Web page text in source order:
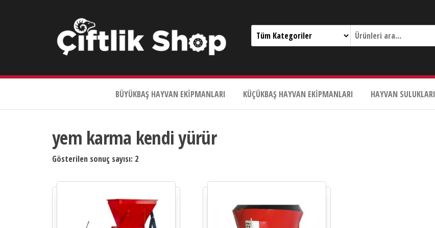
Shop
3989
BÜYÜKBAŞ HAYVAN EKIPMANLARI KÜÇÜKBAŞ HAYVAN EKIPMANLARI HAYVAN SULUKLARI
yem karma kendi yürür
Gösterilen sonuç sayısı: 2